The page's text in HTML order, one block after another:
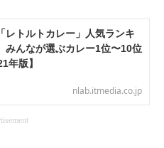
レトルトカレー」人気ランキ
んなが選ぶカレー1位〜10位
年版】
nlab.itmedia.co.jp